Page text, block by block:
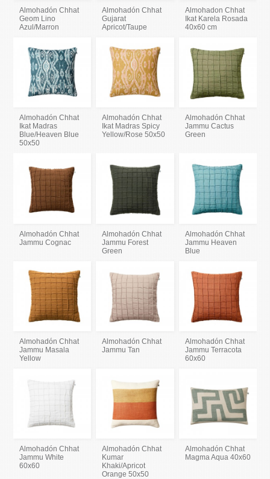
Almohadón Chhat
Geom Lino
Azul/Marron
Almohadón Chhat
Gujarat
Apricot/Taupe
Almohadon Chhat
Ikat Karela Rosada
40x60 cm
Almohadón Chhat
Ikat Madras
Blue/Heaven Blue
50x50
Almohadón Chhat
Ikat Madras Spicy
Yellow/Rose 50x50
Almohadón Chhat
Jammu Cactus
Green
Almohadón Chhat
Jammu Cognac
Almohadón Chhat
Jammu Forest
Green
Almohadón Chhat
Jammu Heaven
Blue
Almohadón Chhat
Jammu Masala
Yellow
Almohadón Chhat
Jammu Tan
Almohadón Chhat
Jammu Terracota
60x60
Almohadón Chhat
Jammu White
60x60
Almohadón Chhat
Kumar
Khaki/Apricot
Orange 50x50
Almohadón Chhat
Magma Aqua 40x60